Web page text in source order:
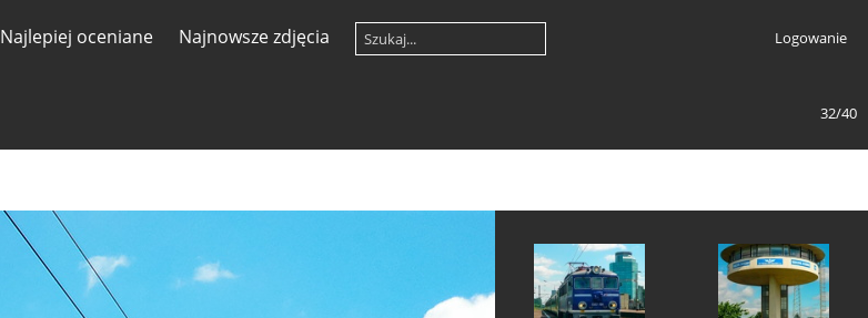
Najlepiej oceniane Najnowsze zdjęcia Logowanie
32/40